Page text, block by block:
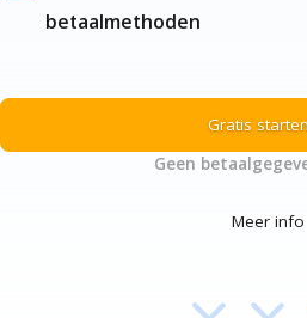
betaalmethoden
Gratis starten
Geen
Meer info